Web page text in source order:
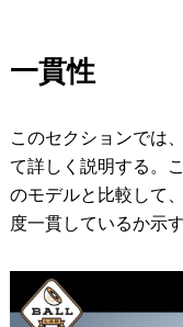
一貫性
このセクションでは
て詳しく説明する。
のモデルと比較して
度一貫しているか示